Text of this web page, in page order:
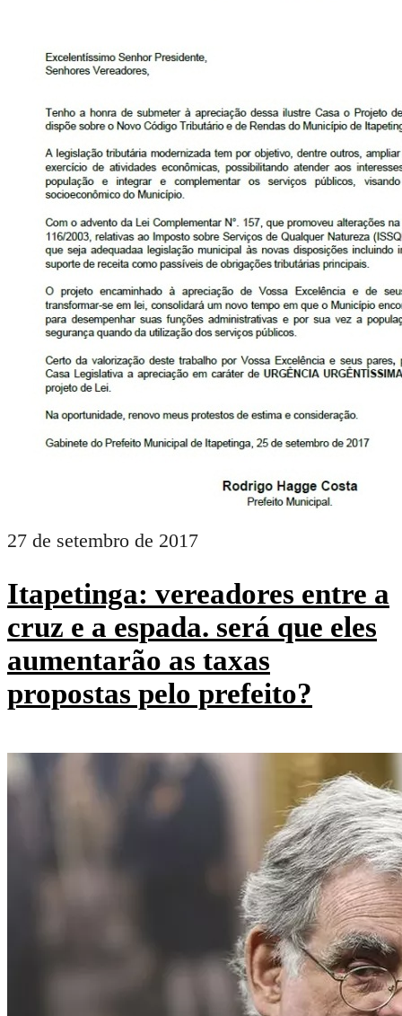
27 de setembro de 2017
Itapetinga: vereadores entre a
cruz e a espada. será que eles
aumentarão as taxas
propostas pelo prefeito?